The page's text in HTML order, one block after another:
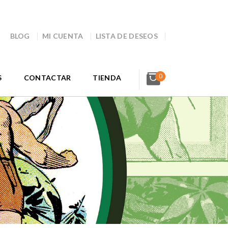
BLOG MI CUENTA LISTA DE DESEOS
CONTACTAR TIENDA 0